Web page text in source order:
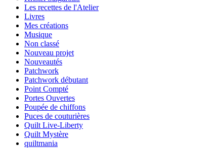
Les recettes de l'Atelier
Livres
Mes créations
Musique
Non classé
Nouveau projet
Nouveautés
Patchwork
Patchwork débutant
Point Compté
Portes Ouvertes
Poupée de chiffons
Puces de couturières
Quilt Live-Liberty
Quilt Mystère
quiltmania